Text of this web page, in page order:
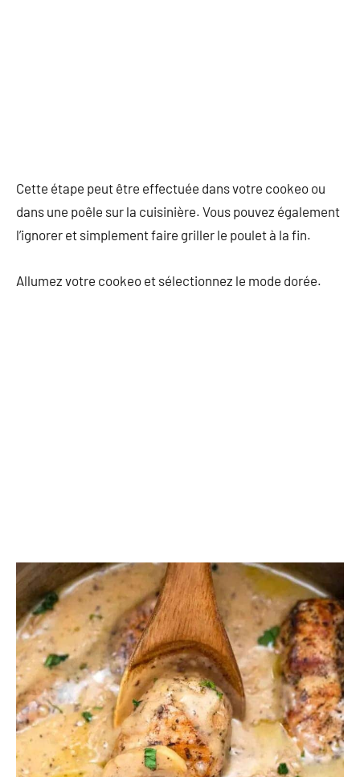
Cette étape peut être effectuée dans votre cookeo ou
dans une poêle sur la cuisinière. Vous pouvez également
l’ignorer et simplement faire griller le poulet à la fin.
Allumez votre cookeo et sélectionnez le mode dorée.